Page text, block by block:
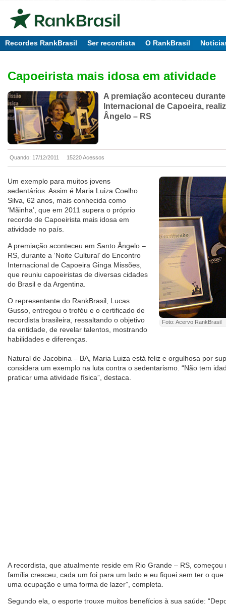
Recordes RankBrasil Ser recordista O RankBrasil
Capoeirista mais idosa em atividade
A premiação aconteceu
Internacional de Capoeira,
Ângelo – RS
Quando: 17/12/2011 15220 Acessos
Foto: Acervo RankBrasil
Um exemplo para muitos jovens
sedentários. Assim é Maria Luiza Coelho
Silva, 62 anos, mais conhecida como
‘Mãinha’, que em 2011 supera o próprio
recorde de Capoeirista mais idosa em
atividade no país.
A premiação aconteceu em Santo Ângelo –
RS, durante a ‘Noite Cultural’ do Encontro
Internacional de Capoeira Ginga Missões,
que reuniu capoeiristas de diversas cidades
do Brasil e da Argentina.
O representante do RankBrasil, Lucas
Gusso, entregou o troféu e o certificado de
recordista brasileira, ressaltando o objetivo
da entidade, de revelar talentos, mostrando
habilidades e diferenças.
Natural de Jacobina – BA, Maria Luiza está feliz e orgulhosa por
considera um exemplo na luta contra o sedentarismo. “Não tem
praticar uma atividade física”, destaca.
A recordista, que atualmente reside em Rio Grande – RS, começou
família cresceu, cada um foi para um lado e eu fiquei sem ter o que
uma ocupação e uma forma de lazer”, completa.
Segundo ela, o esporte trouxe muitos benefícios à sua saúde: